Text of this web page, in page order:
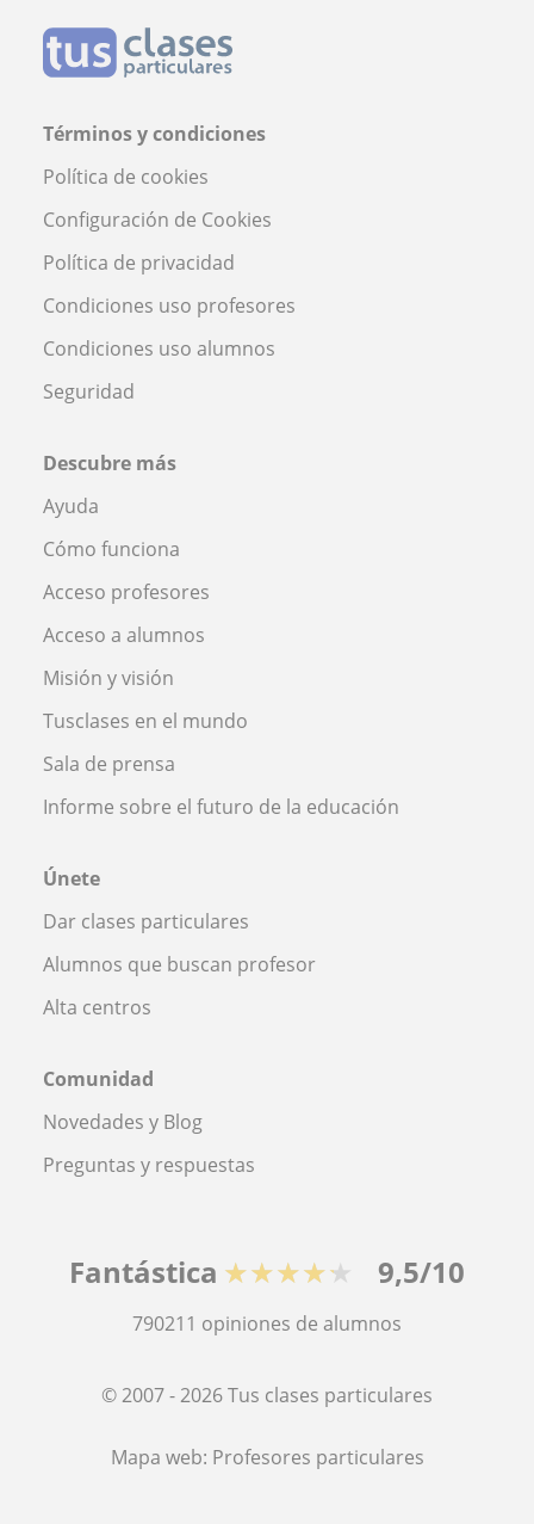
Términos y condiciones
Política de cookies
Configuración de Cookies
Política de privacidad
Condiciones uso profesores
Condiciones uso alumnos
Seguridad
Descubre más
Ayuda
Cómo funciona
Acceso profesores
Acceso a alumnos
Misión y visión
Tusclases en el mundo
Sala de prensa
Informe sobre el futuro de la educación
Únete
Dar clases particulares
Alumnos que buscan profesor
Alta centros
Comunidad
Novedades y Blog
Preguntas y respuestas
Fantástica ★★★★★ 9,5/10
790211 opiniones de alumnos
© 2007 - 2026 Tus clases particulares
Mapa web: Profesores particulares